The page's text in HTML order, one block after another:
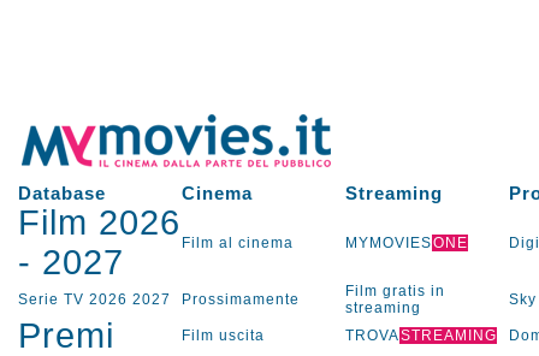
Database Cinema Streaming
Film 2026
- 2027 Film al cinema MYMOVIESONE
Serie TV 2026 2027 Prossimamente
Film gratis in
streaming
Sky
Premi Film uscita TROVASTREAMING